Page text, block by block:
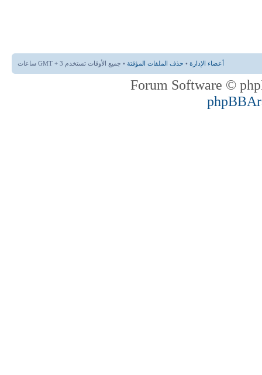
أعضاء الإدارة • حذف الملفات المؤقتة • جميع الأوقات تستخدم GMT + 3 ساعات